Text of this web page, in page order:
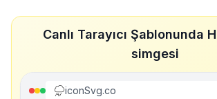
Canlı Tarayıcı Şablonunda
simgesi
iconSvg.co